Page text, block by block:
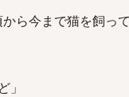
ら今まで猫を飼っ
」